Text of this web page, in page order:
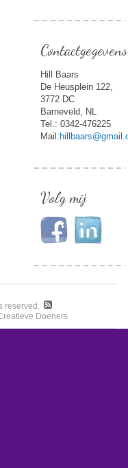
Hill Baars
De Heusplein 122,
3772 DC
Barneveld, NL
Tel.: 0342-476225
Mail:
Volg mij
reserved.
Doeners